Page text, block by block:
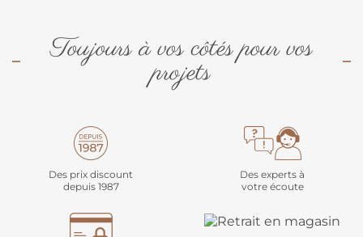
Toujours à vos côtés pour vos
projets
Des prix discount
depuis 1987
Des experts à
votre écoute